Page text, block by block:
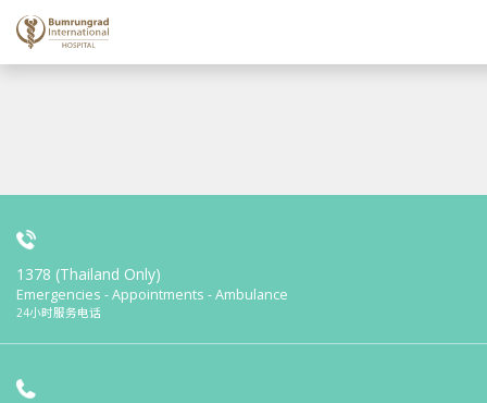
1378 (Thailand Only)
Emergencies - Appointments - Ambulance
24小时服务电话